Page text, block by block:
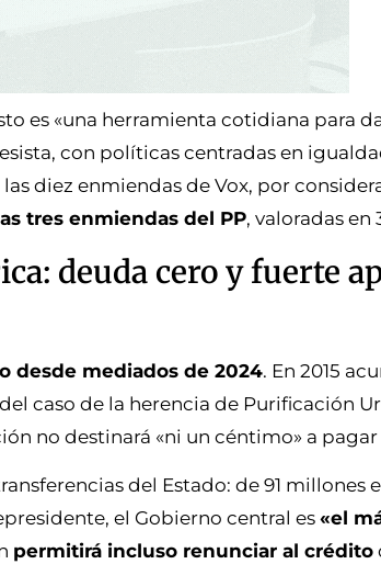
es «una herramienta cotidiana para
con políticas centradas en
diez enmiendas de Vox, por
tres enmiendas del PP, valoradas en
deuda cero y fuerte
desde mediados de 2024. En 2015
caso de la herencia de Purificación
no destinará «ni un céntimo» a pagar
del Estado: de 91 millones
el Gobierno central es «el
permitirá incluso renunciar al crédito